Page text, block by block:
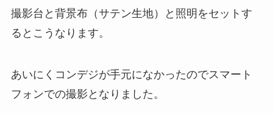
撮影台と背景布（サテン生地）と照明をセットす
るとこうなります。
あいにくコンデジが手元になかったのでスマート
フォンでの撮影となりました。